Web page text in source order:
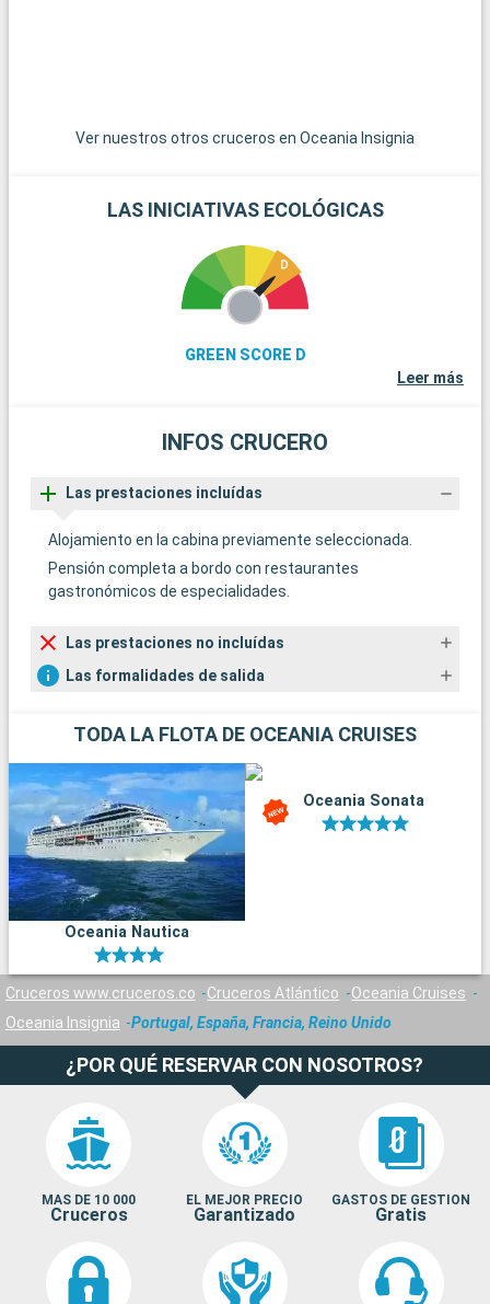
Ver nuestros otros cruceros en Oceania Insignia
LAS INICIATIVAS ECOLÓGICAS
GREEN SCORE D
Leer más
INFOS CRUCERO
Las prestaciones incluídas
Alojamiento en la cabina previamente seleccionada.
Pensión completa a bordo con restaurantes
gastronómicos de especialidades.
Las prestaciones no incluídas
Las formalidades de salida
TODA LA FLOTA DE OCEANIA CRUISES
Oceania Nautica
Oceania Sonata
Cruceros www.cruceros.co Cruceros Atlántico
Oceania Cruises
Oceania Insignia
Portugal, España, Francia, Reino Unido
¿POR QUÉ RESERVAR CON NOSOTROS?
MAS DE 10 000
Cruceros
EL MEJOR PRECIO
Garantizado
GASTOS DE GESTION
Gratis